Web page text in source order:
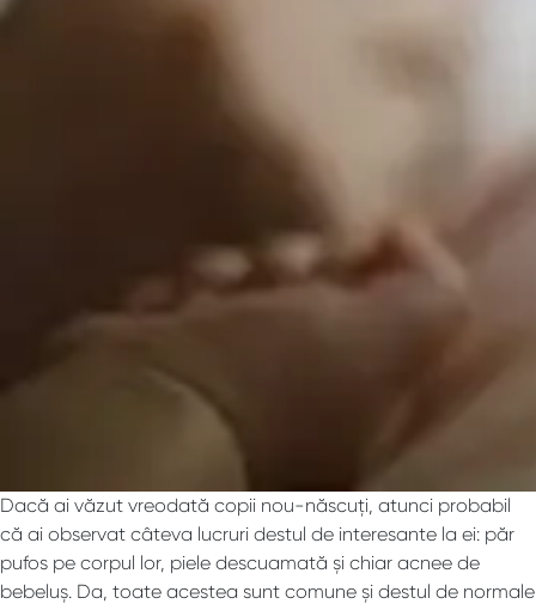
Dacă ai văzut vreodată copii nou-născuți, atunci probabil
că ai observat câteva lucruri destul de interesante la ei: păr
pufos pe corpul lor, piele descuamată și chiar acnee de
bebeluș. Da, toate acestea sunt comune și destul de normale